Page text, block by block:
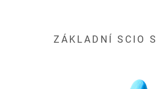
ZÁKLADNÍ SCIO